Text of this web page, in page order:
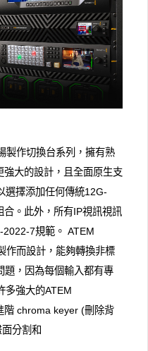
製作切換台系列，擁有熟
大的設計，且全面原生支
選擇添加任何傳統12G-
。此外，所有IP視訊視訊
7規範。 ATEM
作而設計，能夠轉換非標
題，因為每個輸入都有專
多強大的ATEM
階 chroma keyer (刪除背
分割和